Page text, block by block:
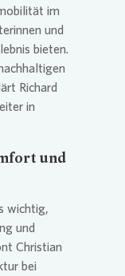
im
und
bieten.
Richard
in
und
wichtig,
und
Christian
bei